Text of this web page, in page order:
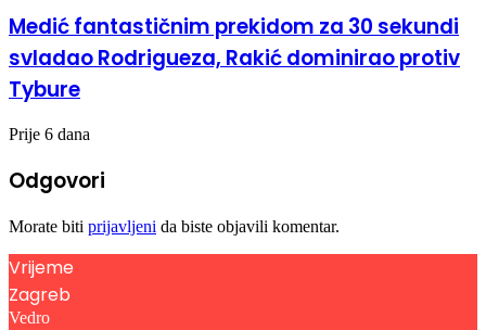
Medić fantastičnim prekidom za 30 sekundi
svladao Rodrigueza, Rakić dominirao protiv
Tybure
Prije 6 dana
Odgovori
Morate biti prijavljeni da biste objavili komentar.
Vrijeme
Zagreb
Vedro